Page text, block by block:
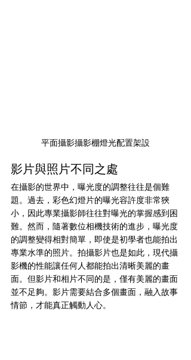
平面攝影攝影棚燈光配置架設
影片與照片不同之處
在攝影的世界中，曝光度的調整往往是個難
題。過去，彩色幻燈片的曝光容許度非常狹
小，因此專業攝影師往往對曝光的掌握感到困
難。然而，隨著數位相機技術的進步，曝光度
的調整變得相對簡單，即使是初學者也能拍出
專業水準的照片。拍攝影片也是如此，現代攝
影機的性能讓任何人都能拍出清晰美麗的畫
面。但影片和相片不同的是，僅有美麗的畫面
並不足夠。影片需要結合多個畫面，融入故事
情節，才能真正觸動人心。